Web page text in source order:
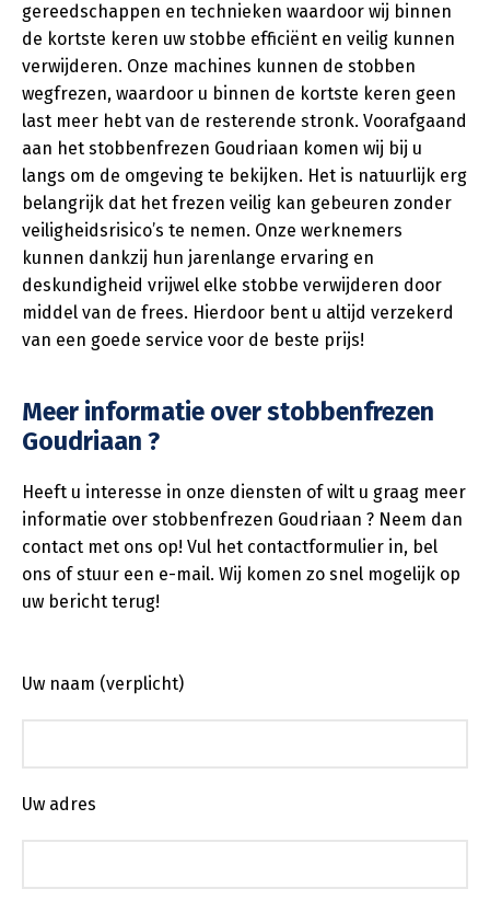
gereedschappen en technieken waardoor wij binnen
de kortste keren uw stobbe efficiënt en veilig kunnen
verwijderen. Onze machines kunnen de stobben
wegfrezen, waardoor u binnen de kortste keren geen
last meer hebt van de resterende stronk. Voorafgaand
aan het stobbenfrezen Goudriaan komen wij bij u
langs om de omgeving te bekijken. Het is natuurlijk erg
belangrijk dat het frezen veilig kan gebeuren zonder
veiligheidsrisico’s te nemen. Onze werknemers
kunnen dankzij hun jarenlange ervaring en
deskundigheid vrijwel elke stobbe verwijderen door
middel van de frees. Hierdoor bent u altijd verzekerd
van een goede service voor de beste prijs!
Meer informatie over stobbenfrezen
Goudriaan ?
Heeft u interesse in onze diensten of wilt u graag meer
informatie over stobbenfrezen Goudriaan ? Neem dan
contact met ons op! Vul het contactformulier in, bel
ons of stuur een e-mail. Wij komen zo snel mogelijk op
uw bericht terug!
Uw naam (verplicht)
Uw adres